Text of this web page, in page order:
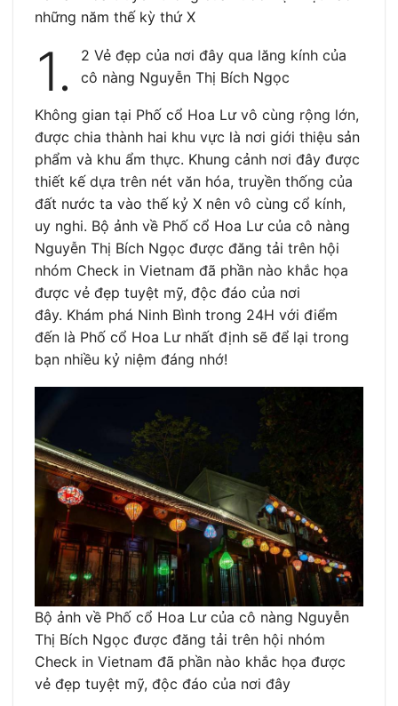
những năm thế kỳ thứ X
1.
2 Vẻ đẹp của nơi đây qua lăng kính của
cô nàng Nguyễn Thị Bích Ngọc
Không gian tại Phố cổ Hoa Lư vô cùng rộng lớn,
được chia thành hai khu vực là nơi giới thiệu sản
phẩm và khu ẩm thực. Khung cảnh nơi đây được
thiết kế dựa trên nét văn hóa, truyền thống của
đất nước ta vào thế kỷ X nên vô cùng cổ kính,
uy nghi. Bộ ảnh về Phố cổ Hoa Lư của cô nàng
Nguyễn Thị Bích Ngọc được đăng tải trên hội
nhóm Check in Vietnam đã phần nào khắc họa
được vẻ đẹp tuyệt mỹ, độc đáo của nơi
đây. Khám phá Ninh Bình trong 24H với điểm
đến là Phố cổ Hoa Lư nhất định sẽ để lại trong
bạn nhiều kỷ niệm đáng nhớ!
Bộ ảnh về Phố cổ Hoa Lư của cô nàng Nguyễn
Thị Bích Ngọc được đăng tải trên hội nhóm
Check in Vietnam đã phần nào khắc họa được
vẻ đẹp tuyệt mỹ, độc đáo của nơi đây